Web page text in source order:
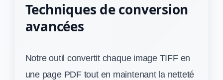
Techniques de conversion
avancées
Notre outil convertit chaque image TIFF en
une page PDF tout en maintenant la netteté